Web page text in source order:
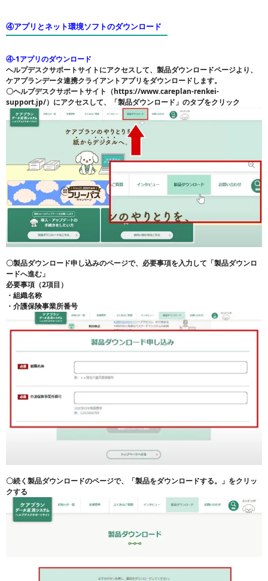
④アプリとネット環境ソフトのダウンロード
④-1アプリのダウンロード
ヘルプデスクサポートサイトにアクセスして、製品ダウンロードページより、
ケアプランデータ連携クライアントアプリをダウンロードします。
〇ヘルプデスクサポートサイト（https://www.careplan-renkei-
support.jp/）にアクセスして、「製品ダウンロード」のタブをクリック
〇製品ダウンロード申し込みのページで、必要事項を入力して「製品ダウンロ
ードへ進む」
必要事項（2項目）
・組織名称
・介護保険事業所番号
〇続く製品ダウンロードのページで、「製品をダウンロードする。」をクリッ
クする